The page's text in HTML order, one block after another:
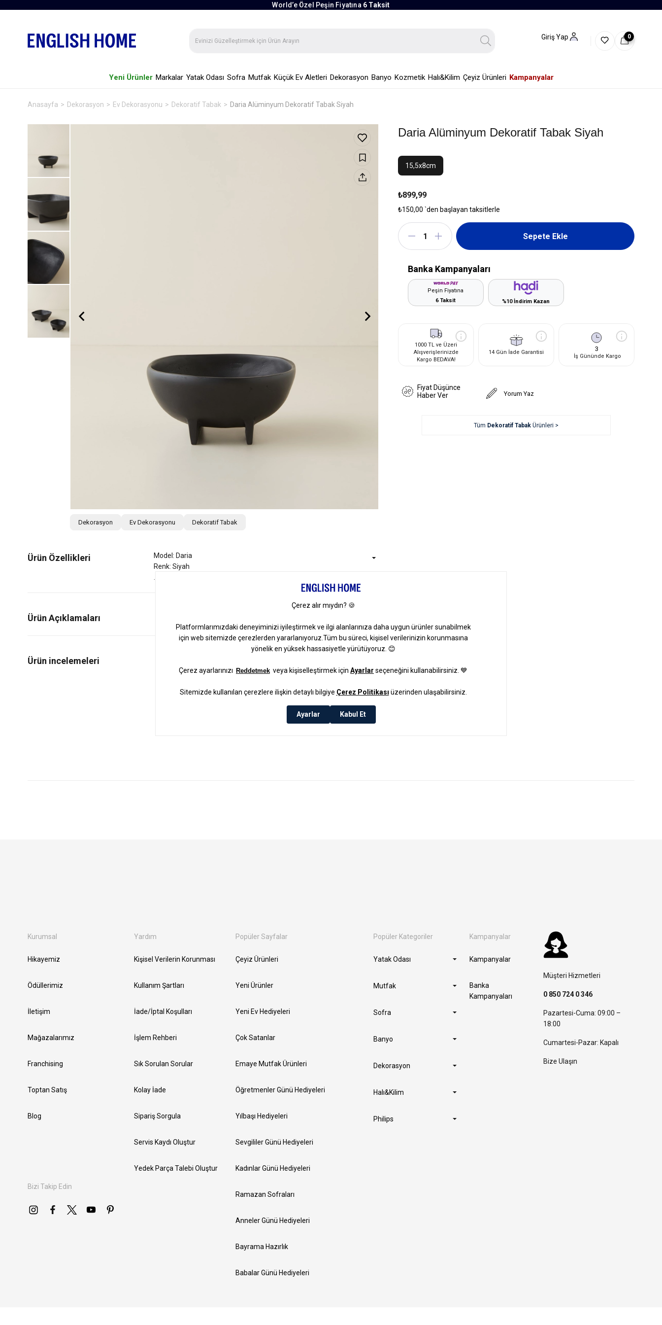
World’e Özel Peşin Fiyatına 6 Taksit
Giriş Yap 0
Yeni Ürünler Markalar Yatak Odası Sofra Mutfak Küçük Ev Aletleri Dekorasyon Banyo Kozmetik Halı&Kilim Çeyiz Ürünleri Kampanyalar
Anasayfa Dekorasyon Ev Dekorasyonu Dekoratif Tabak Daria Alüminyum Dekoratif Tabak Siyah
Dekorasyon Ev Dekorasyonu Dekoratif Tabak
Ürün Özellikleri
Model: Daria
Renk: Siyah
Ürün Açıklamaları
Daria Alüminyum Dekoratif Tabak Siyah
15,5x8cm
₺899,99
₺150,00 `den başlayan taksitlerle
Banka Kampanyaları
Peşin Fiyatına
6 Taksit
%10 İndirim Kazan
1000 TL ve Üzeri
Alışverişlerinizde
Kargo BEDAVA!
14 Gün İade Garantisi 3
İş Gününde Kargo
Fiyat Düşünce
Haber Ver
Yorum Yaz
Tüm Dekoratif Tabak Ürünleri >
Kurumsal
Hikayemiz
Ödüllerimiz
İletişim
Mağazalarımız
Franchising
Toptan Satış
Blog
Bizi Takip Edin
Yardım
Kişisel Verilerin Korunması
Kullanım Şartları
İade/İptal Koşulları
İşlem Rehberi
Sık Sorulan Sorular
Kolay İade
Sipariş Sorgula
Servis Kaydı Oluştur
Yedek Parça Talebi Oluştur
Popüler Sayfalar
Çeyiz Ürünleri
Yeni Ürünler
Yeni Ev Hediyeleri
Çok Satanlar
Emaye Mutfak Ürünleri
Öğretmenler Günü Hediyeleri
Yılbaşı Hediyeleri
Sevgililer Günü Hediyeleri
Kadınlar Günü Hediyeleri
Ramazan Sofraları
Anneler Günü Hediyeleri
Bayrama Hazırlık
Babalar Günü Hediyeleri
Popüler Kategoriler
Yatak Odası
Mutfak
Sofra
Banyo
Dekorasyon
Halı&Kilim
Philips
Kampanyalar
Kampanyalar
Banka
Kampanyaları
Müşteri Hizmetleri
0 850 724 0 346
Pazartesi-Cuma: 09:00 –
18:00
Cumartesi-Pazar: Kapalı
Bize Ulaşın